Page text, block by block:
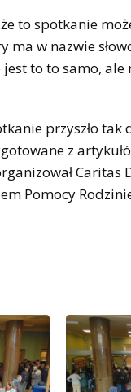
to spotkanie
ma w nazwie
to to samo, ale
przyszło tak
z
Caritas
Pomocy